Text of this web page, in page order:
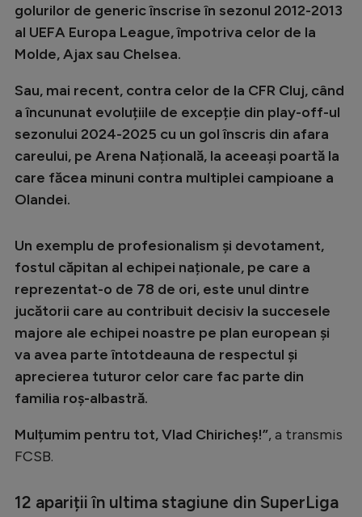
Ciclism
Alte sporturi
JO 2026
Creează cont
golurilor de generic înscrise în sezonul 2012-2013
al UEFA Europa League, împotriva celor de la
Molde, Ajax sau Chelsea.
Sau, mai recent, contra celor de la CFR Cluj, când
a încununat evoluțiile de excepție din play-off-ul
sezonului 2024-2025 cu un gol înscris din afara
careului, pe Arena Națională, la aceeași poartă la
care făcea minuni contra multiplei campioane a
Olandei.
Un exemplu de profesionalism și devotament,
fostul căpitan al echipei naționale, pe care a
reprezentat-o de 78 de ori, este unul dintre
jucătorii care au contribuit decisiv la succesele
majore ale echipei noastre pe plan european și
va avea parte întotdeauna de respectul și
aprecierea tuturor celor care fac parte din
familia roș-albastră.
Mulțumim pentru tot, Vlad Chiricheș!”, a transmis
FCSB.
12 apariții în ultima stagiune din SuperLiga